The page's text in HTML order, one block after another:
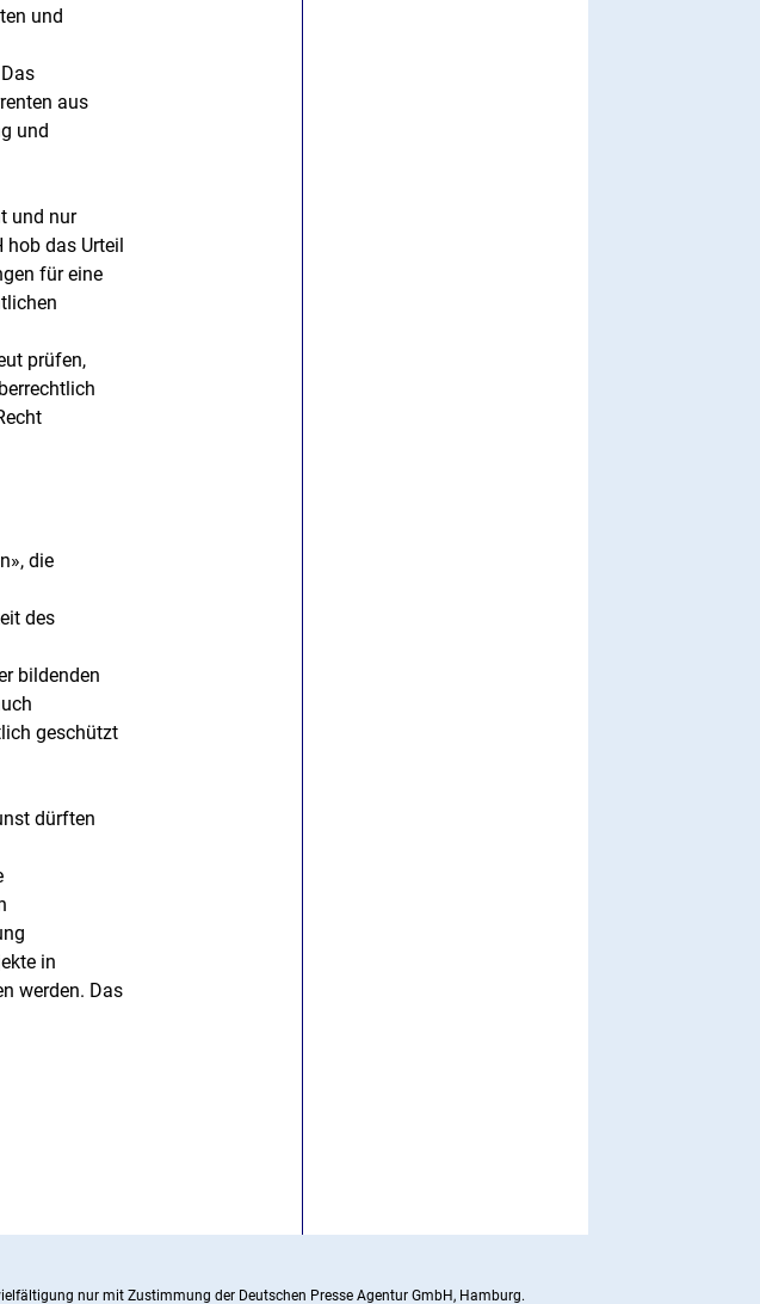
und
aus
und
und nur
hob das Urteil
für eine
prüfen,
die
des
bildenden
geschützt
dürften
in
werden. Das
nur mit Zustimmung der Deutschen Presse Agentur GmbH, Hamburg.